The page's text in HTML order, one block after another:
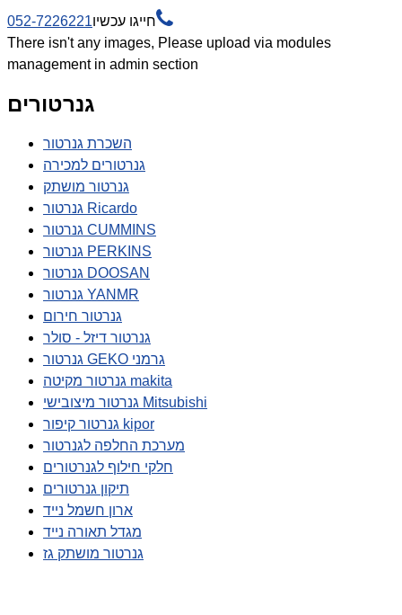
חייגו עכשיו052-7226221 
There isn't any images, Please upload via modules
management in admin section
גנרטורים
השכרת גנרטור
גנרטורים למכירה
גנרטור מושתק
גנרטור Ricardo
גנרטור CUMMINS
גנרטור PERKINS
גנרטור DOOSAN
גנרטור YANMR
גנרטור חירום
גנרטור דיזל - סולר
גנרטור GEKO גרמני
גנרטור מקיטה makita
גנרטור מיצובישי Mitsubishi
גנרטור קיפור kipor
מערכת החלפה לגנרטור
חלקי חילוף לגנרטורים
תיקון גנרטורים
ארון חשמל נייד
מגדל תאורה נייד
גנרטור מושתק גז